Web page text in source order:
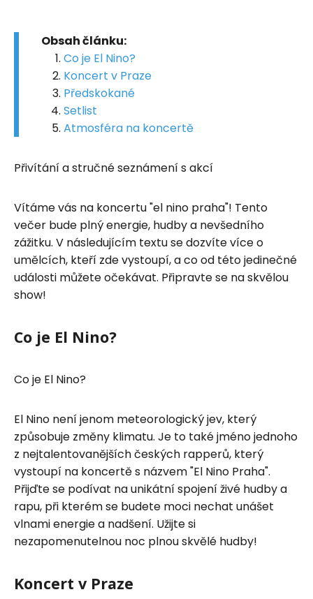
Obsah článku:
Co je El Nino?
Koncert v Praze
Předskokané
Setlist
Atmosféra na koncertě
Přivítání a stručné seznámení s akcí
Vítáme vás na koncertu "el nino praha"! Tento
večer bude plný energie, hudby a nevšedního
zážitku. V následujícím textu se dozvíte více o
umělcích, kteří zde vystoupí, a co od této jedinečné
události můžete očekávat. Připravte se na skvělou
show!
Co je El Nino?
Co je El Nino?
El Nino není jenom meteorologický jev, který
způsobuje změny klimatu. Je to také jméno jednoho
z nejtalentovanějších českých rapperů, který
vystoupí na koncertě s názvem "El Nino Praha".
Přijďte se podívat na unikátní spojení živé hudby a
rapu, při kterém se budete moci nechat unášet
vlnami energie a nadšení. Užijte si
nezapomenutelnou noc plnou skvělé hudby!
Koncert v Praze